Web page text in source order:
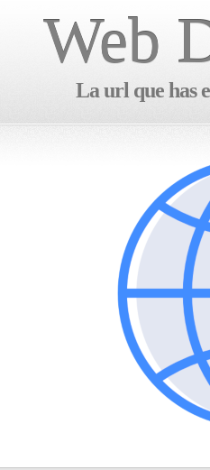
Web
La url que has